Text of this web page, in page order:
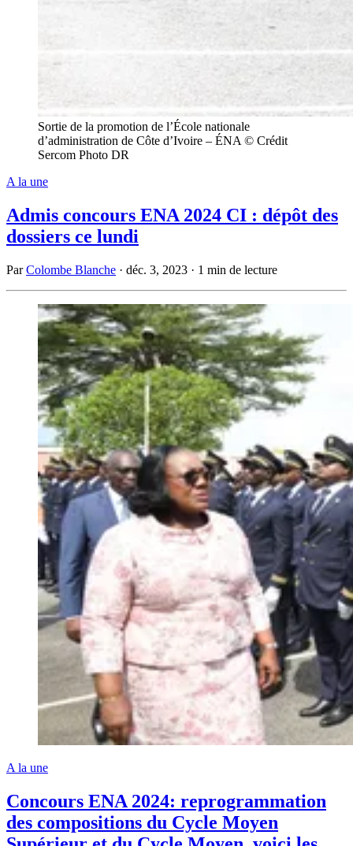
Sortie de la promotion de l’École nationale
d’administration de Côte d’Ivoire – ÉNA © Crédit
Sercom Photo DR
A la une
Admis concours ENA 2024 CI : dépôt des
dossiers ce lundi
ParColombe Blanche · déc. 3, 2023 · 1 min de lecture
A la une
Concours ENA 2024: reprogrammation
des compositions du Cycle Moyen